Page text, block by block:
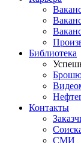
Библиотека
Контакты
СМИ